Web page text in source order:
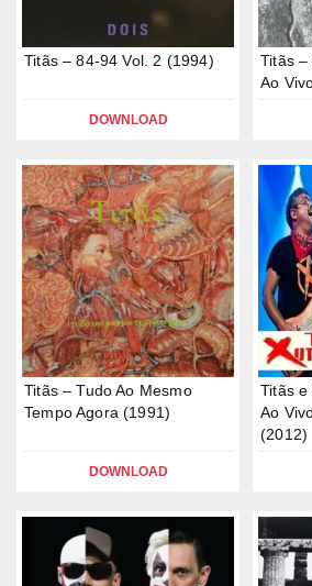
Titãs – 84-94 Vol. 2 (1994)
DOWNLOAD
Titãs –
Ao
Titãs – Tudo Ao Mesmo
Tempo Agora (1991)
DOWNLOAD
Titãs e
Ao
(2012)